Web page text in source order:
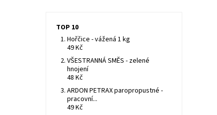
TOP 10
Hořčice - vážená 1 kg
49 Kč
VŠESTRANNÁ SMĚS - zelené
hnojení
48 Kč
ARDON PETRAX paropropustné -
pracovní...
49 Kč